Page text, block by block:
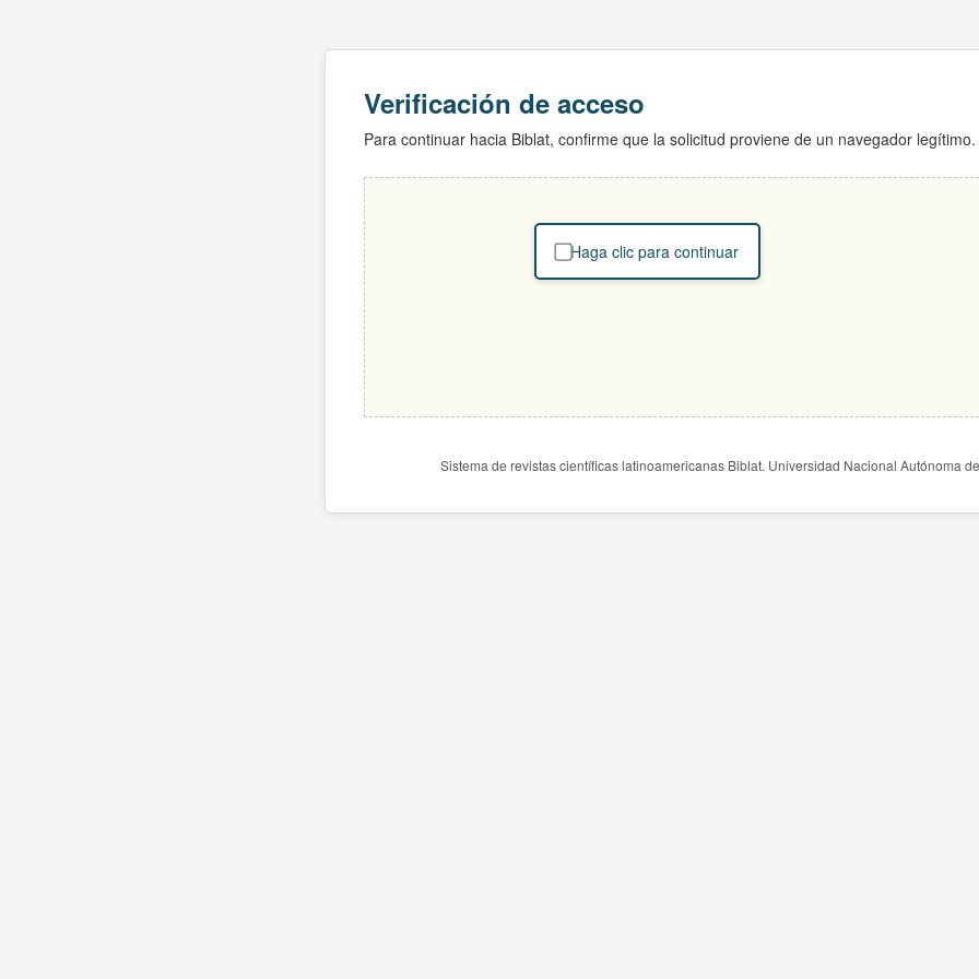
Verificación de acceso
Para continuar hacia Biblat, confirme que la solicitud proviene de un navegador legítimo.
Haga clic para continuar
Sistema de revistas científicas latinoamericanas Biblat. Universidad Nacional Autónoma